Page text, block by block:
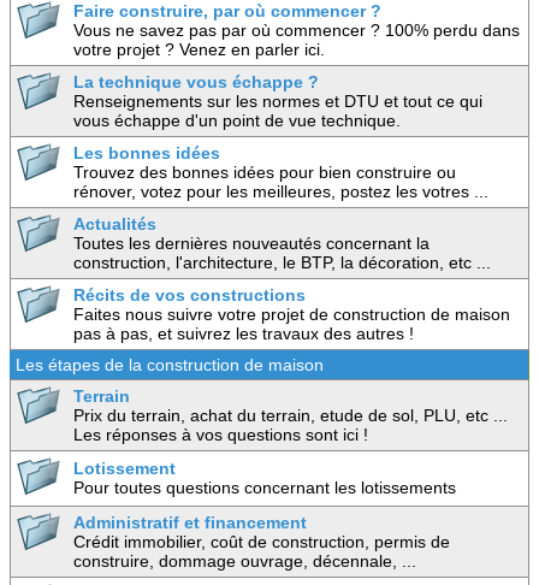
Faire construire, par où commencer ?
Vous ne savez pas par où commencer ? 100% perdu dans
votre projet ? Venez en parler ici.
La technique vous échappe ?
Renseignements sur les normes et DTU et tout ce qui
vous échappe d'un point de vue technique.
Les bonnes idées
Trouvez des bonnes idées pour bien construire ou
rénover, votez pour les meilleures, postez les votres ...
Actualités
Toutes les dernières nouveautés concernant la
construction, l'architecture, le BTP, la décoration, etc ...
Récits de vos constructions
Faites nous suivre votre projet de construction de maison
pas à pas, et suivrez les travaux des autres !
Les étapes de la construction de maison
Terrain
Prix du terrain, achat du terrain, etude de sol, PLU, etc ...
Les réponses à vos questions sont ici !
Lotissement
Pour toutes questions concernant les lotissements
Administratif et financement
Crédit immobilier, coût de construction, permis de
construire, dommage ouvrage, décennale, ...